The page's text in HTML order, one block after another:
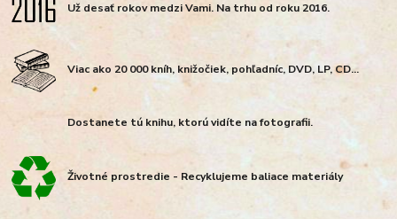
Už desať rokov medzi Vami. Na trhu od roku 2016.
Viac ako 20 000 kníh, knižočiek, pohľadníc, DVD, LP, CD...
Dostanete tú knihu, ktorú vidíte na fotografii.
Životné prostredie - Recyklujeme baliace materiály